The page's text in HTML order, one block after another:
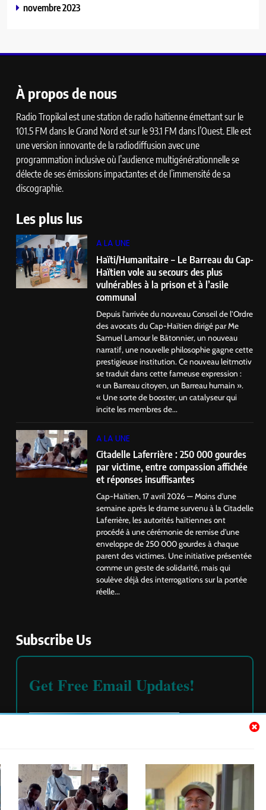
novembre 2023
À propos de nous
Radio Tropikal est une station de radio haïtienne émettant sur le
101.5 FM dans le Grand Nord et sur le 93.1 FM dans l’Ouest. Elle est
une version innovante de la radiodiffusion avec une
programmation inclusive où l’audience multigénérationnelle se
délecte de ses émissions impactantes et de l’immensité de sa
discographie.
Les plus lus
A LA UNE
Haïti/Humanitaire – Le Barreau du Cap-
Haïtien vole au secours des plus
vulnérables à la prison et à l’asile
communal
Depuis l’arrivée du nouveau Conseil de l’Ordre
des avocats du Cap-Haïtien dirigé par Me
Samuel Lamour le Bâtonnier, un nouveau
narratif, une nouvelle philosophie gagne cette
prestigieuse institution. Ce nouveau leitmotiv
se traduit dans cette fameuse expression :
« un Barreau citoyen, un Barreau humain ».
« Une sorte de booster, un catalyseur qui
incite les membres de...
A LA UNE
Citadelle Laferrière : 250 000 gourdes
par victime, entre compassion affichée
et réponses insuffisantes
Cap-Haïtien, 17 avril 2026 — Moins d’une
semaine après le drame survenu à la Citadelle
Laferrière, les autorités haïtiennes ont
procédé à une cérémonie de remise d’une
enveloppe de 250 000 gourdes à chaque
parent des victimes. Une initiative présentée
comme un geste de solidarité, mais qui
soulève déjà des interrogations sur la portée
réelle...
Subscribe Us
Get Free Email Updates!
Please read ourterms and conditions